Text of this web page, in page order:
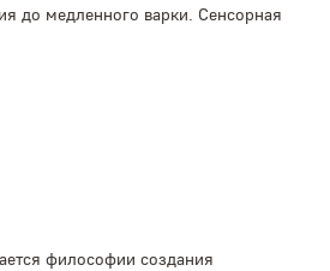
до медленного варки. Сенсорная
философии создания